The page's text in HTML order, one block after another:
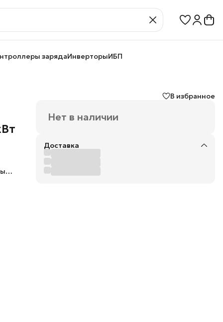
зарядаИнверторыИБП
В избранное
Нет в наличии
Доставка